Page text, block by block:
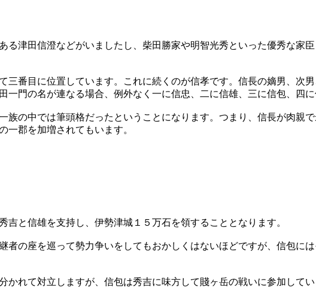
津田信澄などがいましたし、柴田勝家や明智光秀といった優秀な家
番目に位置しています。これに続くのが信孝です。信長の嫡男、次
門の名が連なる場合、例外なく一に信忠、二に信雄、三に信包、四に
の中では筆頭格だったということになります。つまり、信長が肉親
一郡を加増されてもいます。
と信雄を支持し、伊勢津城１５万石を領することとなります。
の座を巡って勢力争いをしてもおかしくはないほどですが、信包に
れて対立しますが、信包は秀吉に味方して賤ヶ岳の戦いに参加して